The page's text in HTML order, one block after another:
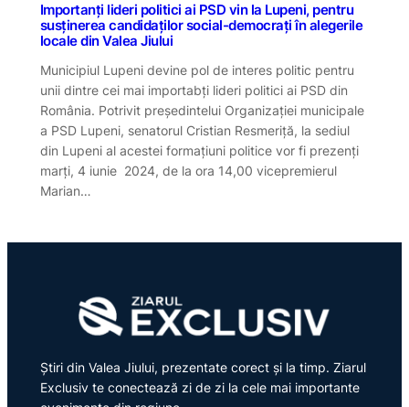
Importanți lideri politici ai PSD vin la Lupeni, pentru
susținerea candidaților social-democrați în alegerile
locale din Valea Jiului
Municipiul Lupeni devine pol de interes politic pentru
unii dintre cei mai importabți lideri politici ai PSD din
România. Potrivit președintelui Organizației municipale
a PSD Lupeni, senatorul Cristian Resmeriță, la sediul
din Lupeni al acestei formațiuni politice vor fi prezenți
marți, 4 iunie 2024, de la ora 14,00 vicepremierul
Marian…
Știri din Valea Jiului, prezentate corect și la timp. Ziarul
Exclusiv te conectează zi de zi la cele mai importante